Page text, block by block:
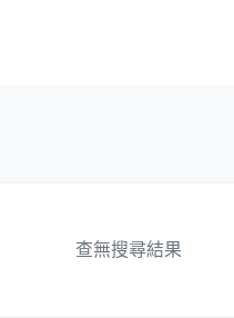
查無搜尋結果